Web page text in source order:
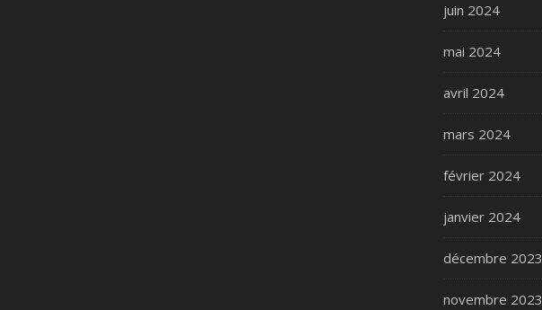
juin 2024
mai 2024
avril 2024
mars 2024
février 2024
janvier 2024
décembre 2023
novembre 2023